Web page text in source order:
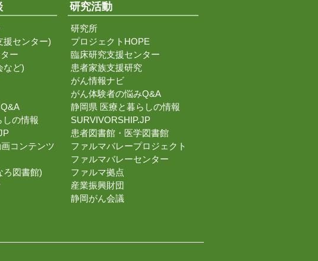
援センター)
ー
など)
しの情報
コンテンツ
ろ図書館)
研究活動
研究所
プロジェクトHOPE
臨床研究支援センター
患者家族支援研究
がん情報ナビ
がん体験者の悩みQ&A
静岡県 医療と暮らしの情報
SURVIVORSHIP.JP
患者図書館・医学図書館
ファルマバレープロジェクト
ファルマバレーセンター
ファルマ拠点
産業振興財団
静岡がん会議